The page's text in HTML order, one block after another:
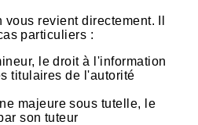
revient directement. Il
particuliers :
le droit à l'information
titulaires de l'autorité
majeure sous tutelle, le
son tuteur